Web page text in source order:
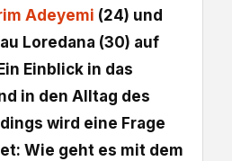
Adeyemi (24) und
Loredana (30) auf
Einblick in das
in den Alltag des
wird eine Frage
Wie geht es mit dem